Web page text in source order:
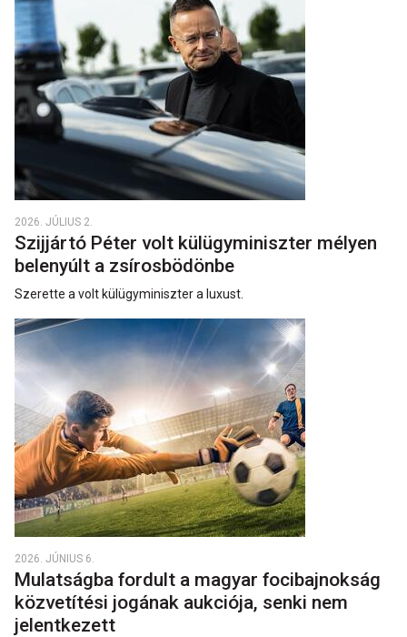
2026. JÚLIUS 2.
Szijjártó Péter volt külügyminiszter mélyen
belenyúlt a zsírosbödönbe
Szerette a volt külügyminiszter a luxust.
2026. JÚNIUS 6.
Mulatságba fordult a magyar focibajnokság
közvetítési jogának aukciója, senki nem
jelentkezett